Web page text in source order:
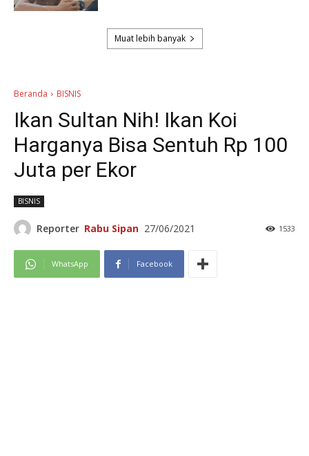
Muat lebih banyak